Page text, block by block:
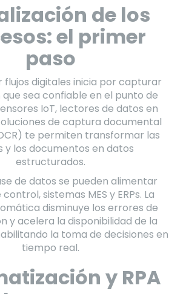
de los
el primer
paso
digitales inicia por capturar
sea confiable en el punto de
IoT, lectores de datos en
de captura documental
te permiten transformar las
y los documentos en datos
estructurados.
de datos se pueden alimentar
sistemas MES y ERPs. La
disminuye los errores de
y acelera la disponibilidad de la
la toma de decisiones en
tiempo real.
y RPA